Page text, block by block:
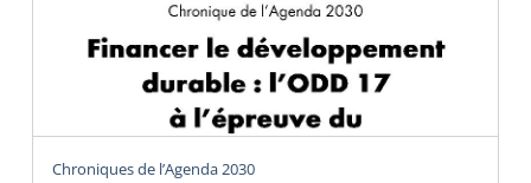
Chroniques de l’Agenda 2030